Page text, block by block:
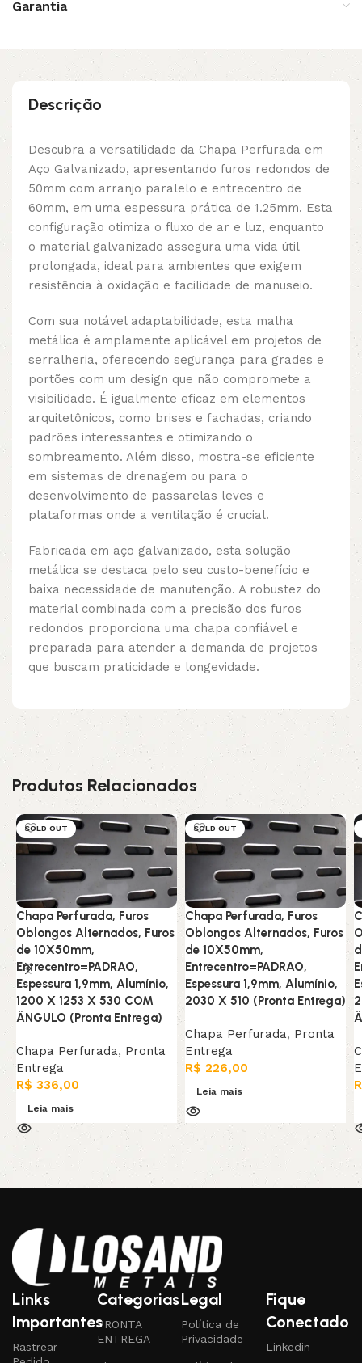
Garantia
Descrição
Descubra a versatilidade da Chapa Perfurada em
Aço Galvanizado, apresentando furos redondos de
50mm com arranjo paralelo e entrecentro de
60mm, em uma espessura prática de 1.25mm. Esta
configuração otimiza o fluxo de ar e luz, enquanto
o material galvanizado assegura uma vida útil
prolongada, ideal para ambientes que exigem
resistência à oxidação e facilidade de manuseio.
Com sua notável adaptabilidade, esta malha
metálica é amplamente aplicável em projetos de
serralheria, oferecendo segurança para grades e
portões com um design que não compromete a
visibilidade. É igualmente eficaz em elementos
arquitetônicos, como brises e fachadas, criando
padrões interessantes e otimizando o
sombreamento. Além disso, mostra-se eficiente
em sistemas de drenagem ou para o
desenvolvimento de passarelas leves e
plataformas onde a ventilação é crucial.
Fabricada em aço galvanizado, esta solução
metálica se destaca pelo seu custo-benefício e
baixa necessidade de manutenção. A robustez do
material combinada com a precisão dos furos
redondos proporciona uma chapa confiável e
preparada para atender a demanda de projetos
que buscam praticidade e longevidade.
Produtos Relacionados
SOLD OUT
Chapa Perfurada, Furos
Oblongos Alternados, Furos
de 10X50mm,
Entrecentro=PADRAO,
Espessura 1,9mm, Alumínio,
1200 X 1253 X 530 COM
ÂNGULO (Pronta Entrega)
Chapa Perfurada, Pronta
Entrega
R$ 336,00
Leia mais
SOLD OUT
Chapa Perfurada, Furos
Oblongos Alternados, Furos
de 10X50mm,
Entrecentro=PADRAO,
Espessura 1,9mm, Alumínio,
2030 X 510 (Pronta Entrega)
Chapa Perfurada, Pronta
Entrega
R$ 226,00
Leia mais
Links
Importantes
Rastrear
Categorias
PRONTA
ENTREGA
Legal
Política de
Privacidade
Fique
Conectado
Linkedin